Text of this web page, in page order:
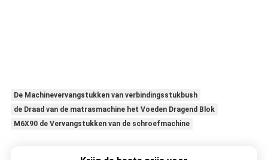
De Machinevervangstukken van verbindingsstukbush
de Draad van de matrasmachine het Voeden Dragend Blok
M6X90 de Vervangstukken van de schroefmachine